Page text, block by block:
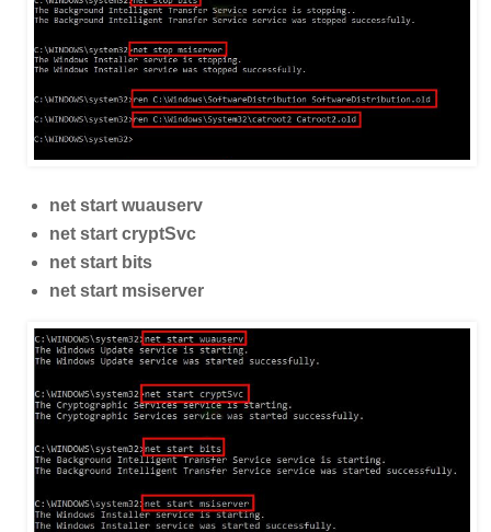
net start wuauserv
net start cryptSvc
net start bits
net start msiserver